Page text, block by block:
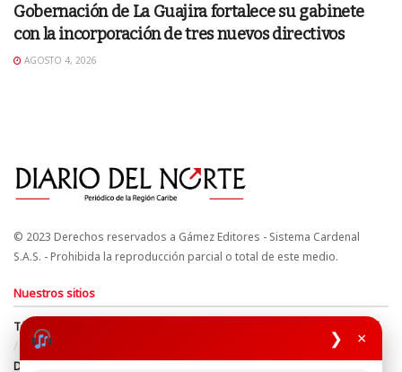
❯ ×
Gobernación de La Guajira fortalece su gabinete
con la incorporación de tres nuevos directivos
AGOSTO 4, 2026
© 2023 Derechos reservados a Gámez Editores - Sistema Cardenal
S.A.S. - Prohibida la reproducción parcial o total de este medio.
Nuestros sitios
Términos y Condiciones
Derechos de Autor y Propiedad Intelectual
Política de uso de cookies
Política de Tratamiento de Datos
Directrices Editoriales